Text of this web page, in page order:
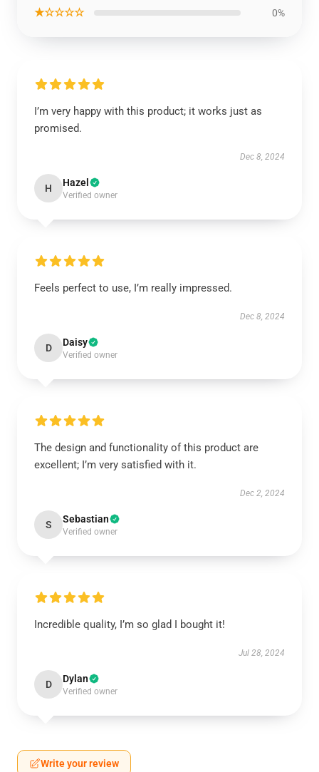
★☆☆☆☆ 0%
I’m very happy with this product; it works just as
promised.
Dec 8, 2024
H Hazel
Verified owner
Feels perfect to use, I’m really impressed.
Dec 8, 2024
D Daisy
Verified owner
The design and functionality of this product are
excellent; I’m very satisfied with it.
Dec 2, 2024
S Sebastian
Verified owner
Incredible quality, I’m so glad I bought it!
Jul 28, 2024
D Dylan
Verified owner
Write your review